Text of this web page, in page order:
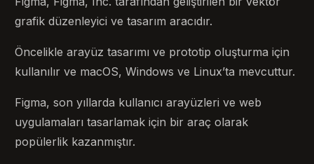
grafik düzenleyici ve tasarım aracıdır.
Öncelikle arayüz tasarımı ve prototip oluşturma için
kullanılır ve macOS, Windows ve Linux’ta mevcuttur.
Figma, son yıllarda kullanıcı arayüzleri ve web
uygulamaları tasarlamak için bir araç olarak
popülerlik kazanmıştır.